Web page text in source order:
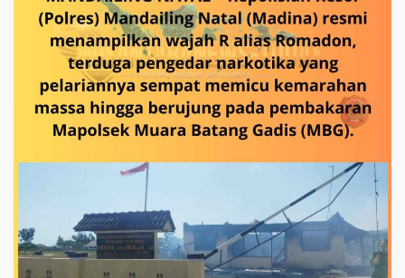
C
A
-
K
E
R
U
S
H
A
N